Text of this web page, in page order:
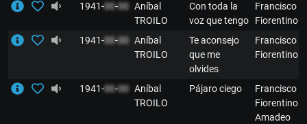
1941-00-00 Aníbal
TROILO
Con toda la
voz que tengo
Francisco
Fiorentino
1941-00-00 Aníbal
TROILO
Te aconsejo
que me
olvides
Francisco
Fiorentino
1941-00-00 Aníbal
TROILO
Pájaro ciego
Francisco
Fiorentino y
Amadeo